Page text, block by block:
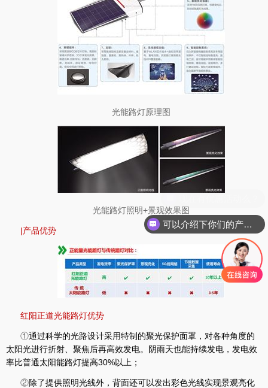
光能路灯原理图
光能路灯照明+景观效果图
|产品优势
红阳正道光能路灯优势
①通过科学的光路设计采用特制的聚光保护面罩，对各种角度的
太阳光进行折射、聚焦后再高效发电。阴雨天也能持续发电，发电效
率比普通太阳能路灯提高30%以上；
②除了提供照明光线外，背面还可以发出彩色光线实现景观亮化
可以介绍下你们的产品么？